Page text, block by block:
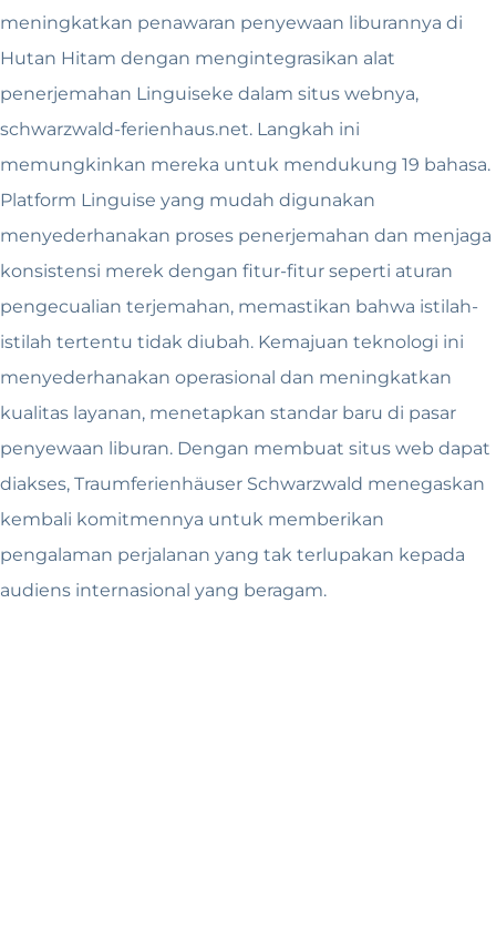
meningkatkan penawaran penyewaan liburannya di
Hutan Hitam dengan mengintegrasikan alat
penerjemahan Linguiseke dalam situs webnya,
schwarzwald-ferienhaus.net. Langkah ini
memungkinkan mereka untuk mendukung 19 bahasa.
Platform Linguise yang mudah digunakan
menyederhanakan proses penerjemahan dan menjaga
konsistensi merek dengan fitur-fitur seperti aturan
pengecualian terjemahan, memastikan bahwa istilah-
istilah tertentu tidak diubah. Kemajuan teknologi ini
menyederhanakan operasional dan meningkatkan
kualitas layanan, menetapkan standar baru di pasar
penyewaan liburan. Dengan membuat situs web dapat
diakses, Traumferienhäuser Schwarzwald menegaskan
kembali komitmennya untuk memberikan
pengalaman perjalanan yang tak terlupakan kepada
audiens internasional yang beragam.